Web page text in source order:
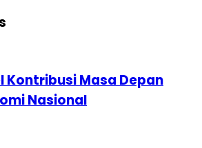
Kontribusi Masa Depan
Nasional